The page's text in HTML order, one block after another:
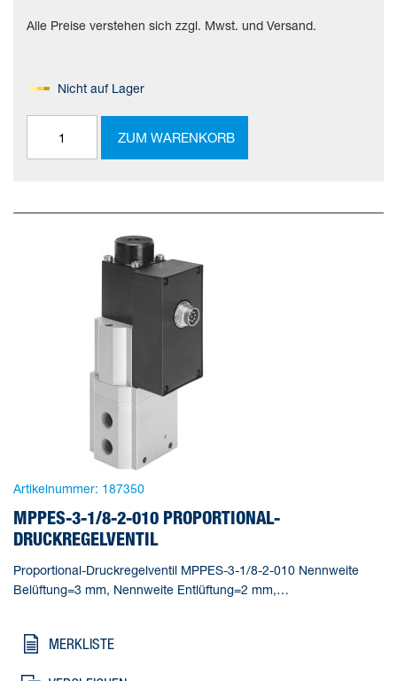
Alle Preise verstehen sich zzgl. Mwst. und Versand.
Nicht auf Lager
ZUM WARENKORB
Artikelnummer: 187350
MPPES-3-1/8-2-010 PROPORTIONAL-
DRUCKREGELVENTIL
Proportional-Druckregelventil MPPES-3-1/8-2-010 Nennweite
Belüftung=3 mm, Nennweite Entlüftung=2 mm,
MERKLISTE